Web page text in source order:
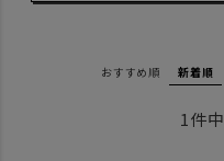
おすすめ順 新着順
1 件中